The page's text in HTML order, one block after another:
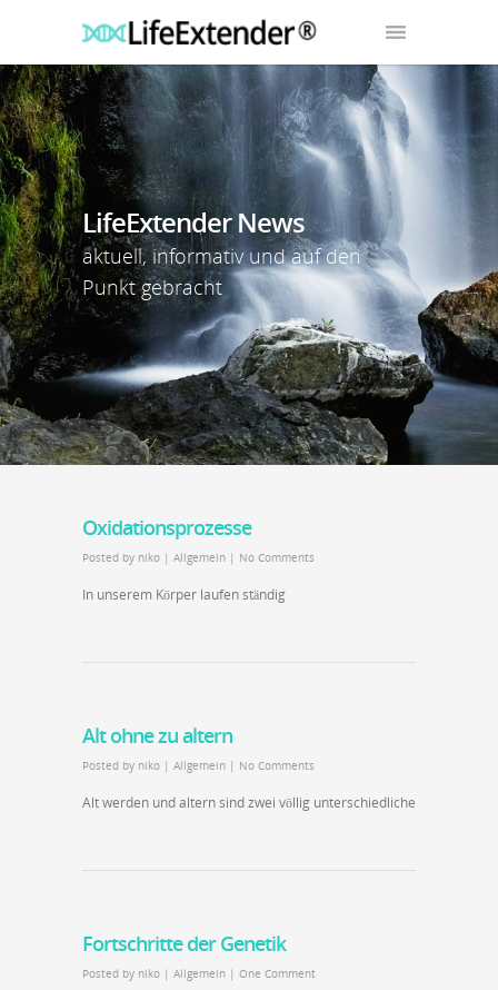
LifeExtender News
aktuell, informativ und auf den
Punkt gebracht
Oxidationsprozesse
Posted by niko | Allgemein | No Comments
In unserem Körper laufen ständig
Alt ohne zu altern
Posted by niko | Allgemein | No Comments
Alt werden und altern sind zwei völlig unterschiedliche
Fortschritte der Genetik
Posted by niko | Allgemein | One Comment